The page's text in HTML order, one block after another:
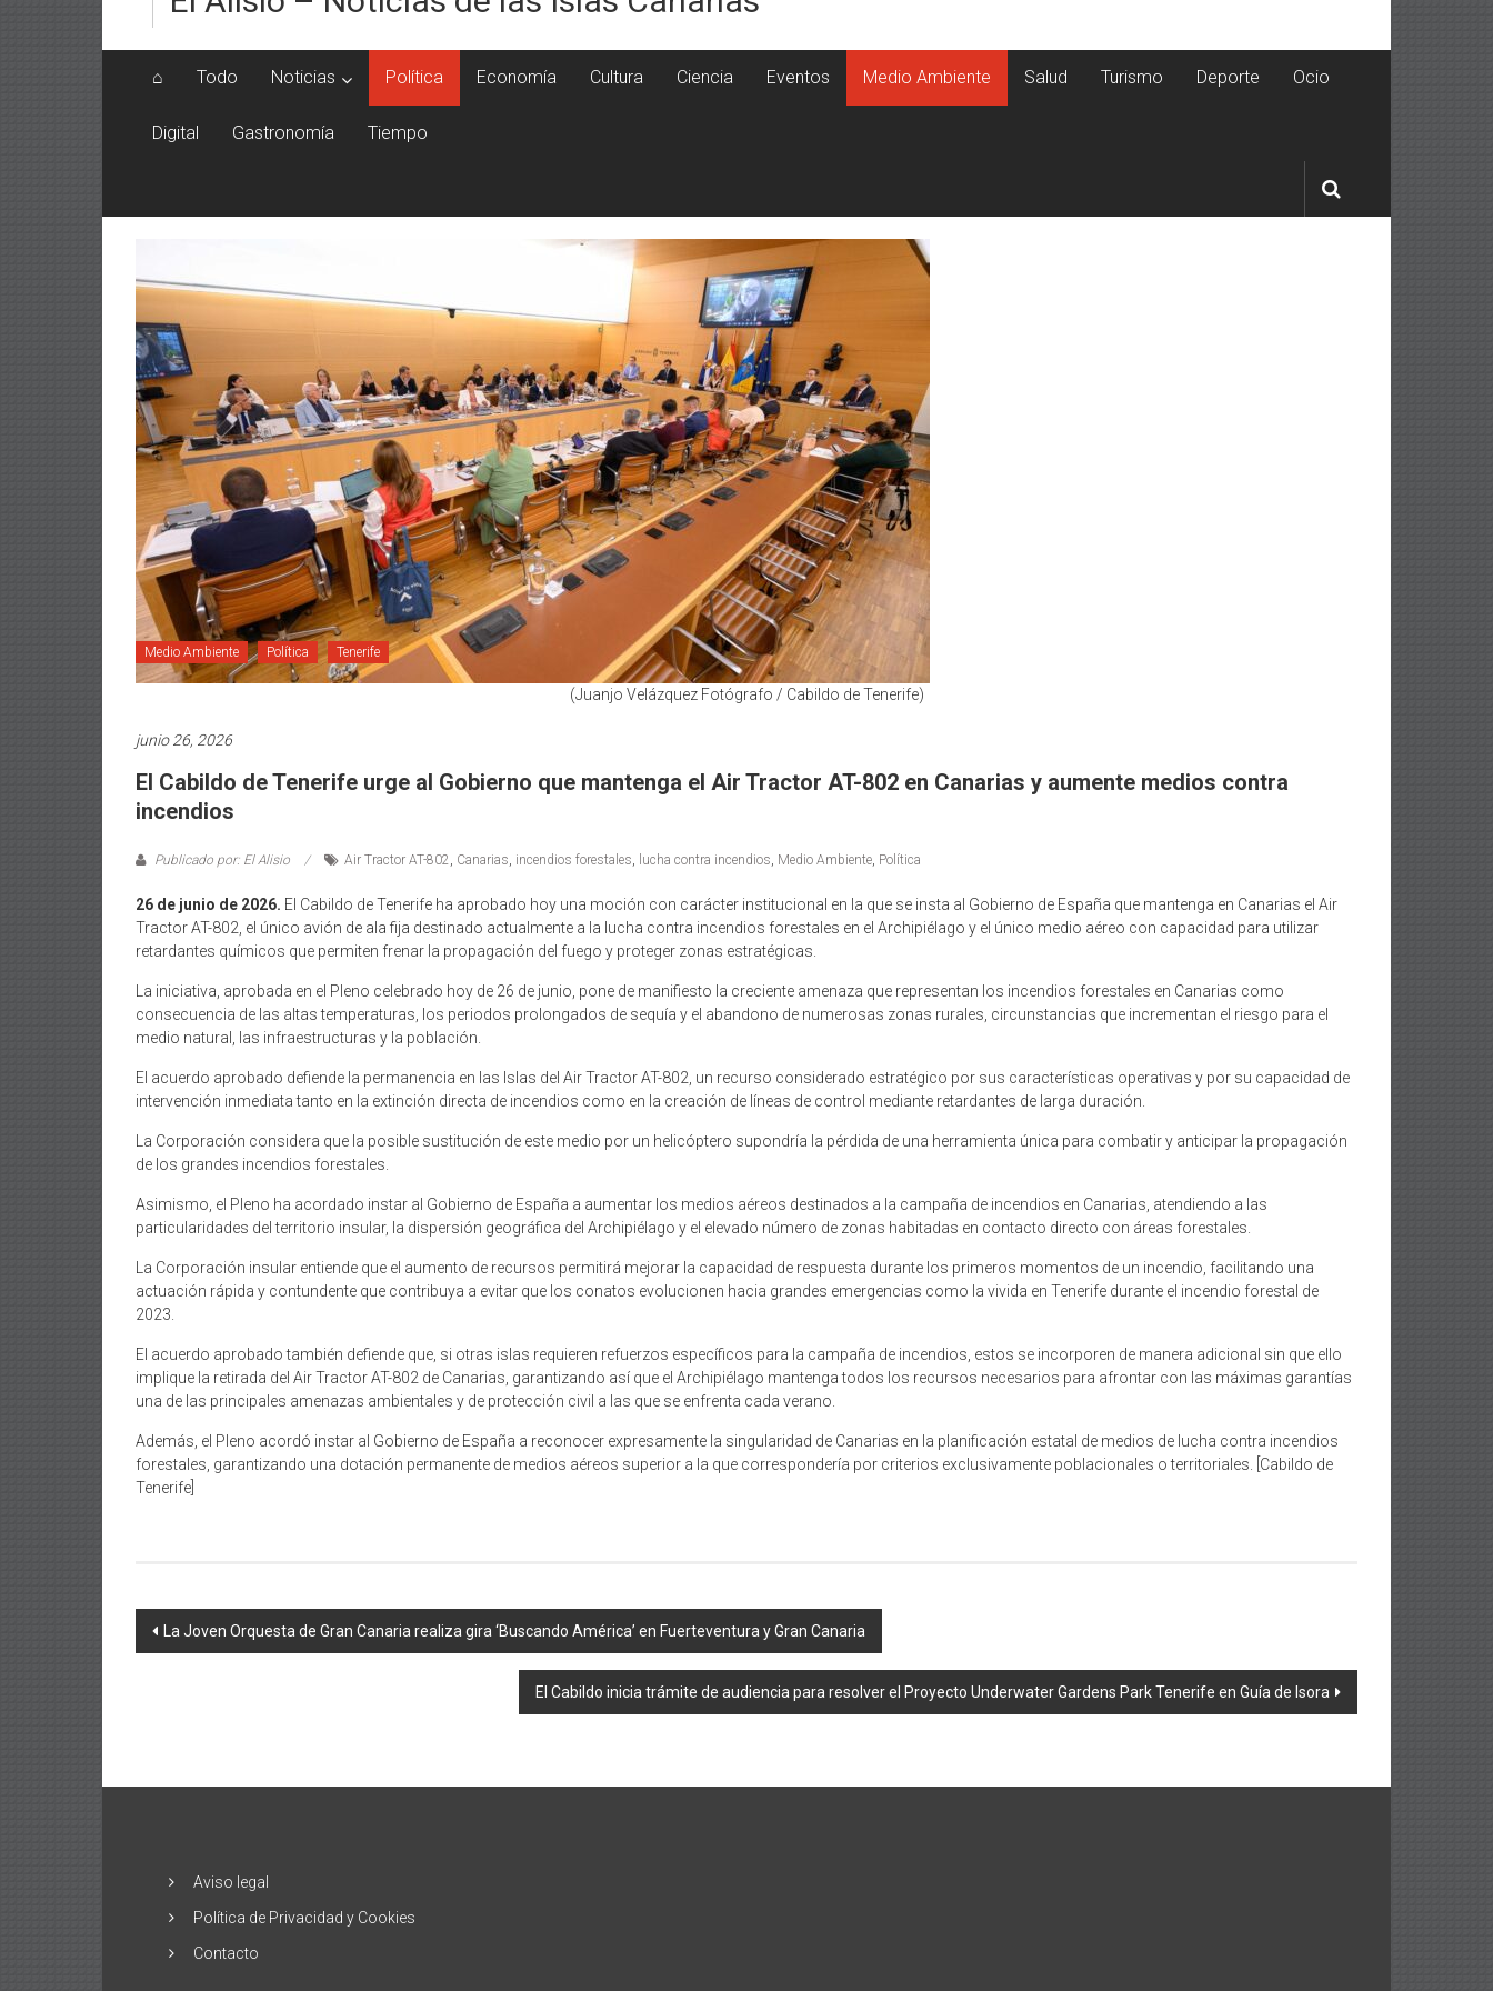
⌂ Todo Noticias Política Economía Cultura Ciencia Eventos Medio Ambiente Salud Turismo Deporte Ocio
Digital Gastronomía Tiempo
Medio Ambiente Política Tenerife
(Juanjo Velázquez Fotógrafo / Cabildo de Tenerife)
junio 26, 2026
El Cabildo de Tenerife urge al Gobierno que mantenga el Air Tractor AT-802 en Canarias y aumente medios contra
incendios
Publicado por: El Alisio Air Tractor AT-802, Canarias, incendios forestales, lucha contra incendios, Medio Ambiente, Política
26 de junio de 2026. El Cabildo de Tenerife ha aprobado hoy una moción con carácter institucional en la que se insta al Gobierno de España que mantenga en Canarias el Air
Tractor AT-802, el único avión de ala fija destinado actualmente a la lucha contra incendios forestales en el Archipiélago y el único medio aéreo con capacidad para utilizar
retardantes químicos que permiten frenar la propagación del fuego y proteger zonas estratégicas.
La iniciativa, aprobada en el Pleno celebrado hoy de 26 de junio, pone de manifiesto la creciente amenaza que representan los incendios forestales en Canarias como
consecuencia de las altas temperaturas, los periodos prolongados de sequía y el abandono de numerosas zonas rurales, circunstancias que incrementan el riesgo para el
medio natural, las infraestructuras y la población.
El acuerdo aprobado defiende la permanencia en las Islas del Air Tractor AT-802, un recurso considerado estratégico por sus características operativas y por su capacidad de
intervención inmediata tanto en la extinción directa de incendios como en la creación de líneas de control mediante retardantes de larga duración.
La Corporación considera que la posible sustitución de este medio por un helicóptero supondría la pérdida de una herramienta única para combatir y anticipar la propagación
de los grandes incendios forestales.
Asimismo, el Pleno ha acordado instar al Gobierno de España a aumentar los medios aéreos destinados a la campaña de incendios en Canarias, atendiendo a las
particularidades del territorio insular, la dispersión geográfica del Archipiélago y el elevado número de zonas habitadas en contacto directo con áreas forestales.
La Corporación insular entiende que el aumento de recursos permitirá mejorar la capacidad de respuesta durante los primeros momentos de un incendio, facilitando una
actuación rápida y contundente que contribuya a evitar que los conatos evolucionen hacia grandes emergencias como la vivida en Tenerife durante el incendio forestal de
2023.
El acuerdo aprobado también defiende que, si otras islas requieren refuerzos específicos para la campaña de incendios, estos se incorporen de manera adicional sin que ello
implique la retirada del Air Tractor AT-802 de Canarias, garantizando así que el Archipiélago mantenga todos los recursos necesarios para afrontar con las máximas garantías
una de las principales amenazas ambientales y de protección civil a las que se enfrenta cada verano.
Además, el Pleno acordó instar al Gobierno de España a reconocer expresamente la singularidad de Canarias en la planificación estatal de medios de lucha contra incendios
forestales, garantizando una dotación permanente de medios aéreos superior a la que correspondería por criterios exclusivamente poblacionales o territoriales. [Cabildo de
Tenerife]
Navegación
La Joven Orquesta de Gran Canaria realiza gira ‘Buscando América’ en Fuerteventura y Gran Canaria
El Cabildo inicia trámite de audiencia para resolver el Proyecto Underwater Gardens Park Tenerife en Guía de Isora
Aviso legal
Política de Privacidad y Cookies
Contacto